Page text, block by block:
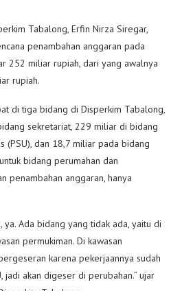
Tabalong, Erfin Nirza Siregar,
penambahan anggaran pada
252 miliar rupiah, dari yang awalnya
rupiah.
di tiga bidang di Disperkim Tabalong,
sekretariat, 229 miliar di bidang
(PSU), dan 18,7 miliar pada bidang
bidang perumahan dan
penambahan anggaran, hanya
ya. Ada bidang yang tidak ada, yaitu di
permukiman. Di kawasan
karena pekerjaannya sudah
jadi akan digeser di perubahan.” ujar